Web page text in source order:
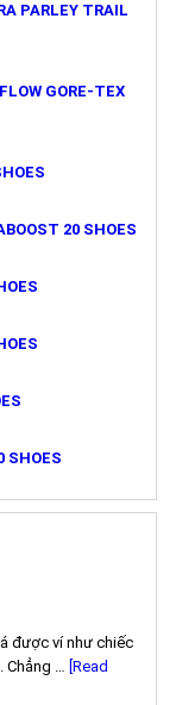
PARLEY TRAIL
GORE-TEX
20 SHOES
SHOES
được ví như chiếc
Chẳng … [Read